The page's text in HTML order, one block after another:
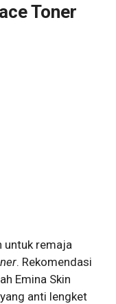
Toner
untuk remaja
. Rekomendasi
Emina Skin
yang anti lengket